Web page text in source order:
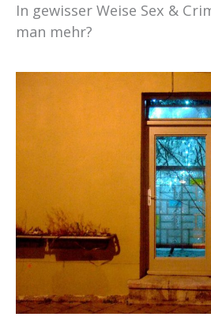
In gewisser Weise Sex &
man mehr?